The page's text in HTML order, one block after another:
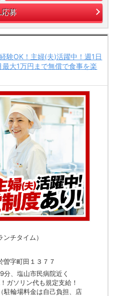
応募
OK！主婦(夫)活躍中！週1日
大1万円まで無償で食事を楽
チタイム）
曽字町田１３７７
分、塩山市民病院近く
ガソリン代も規定支給！
輪場料金は自己負担、店